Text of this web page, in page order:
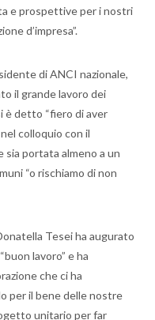
e prospettive per i nostri
d’impresa”.
di ANCI nazionale,
il grande lavoro dei
è detto “fiero di aver
colloquio con il
sia portata almeno a un
“o rischiamo di non
Tesei ha augurato
lavoro” e ha
che ci ha
per il bene delle nostre
unitario per far